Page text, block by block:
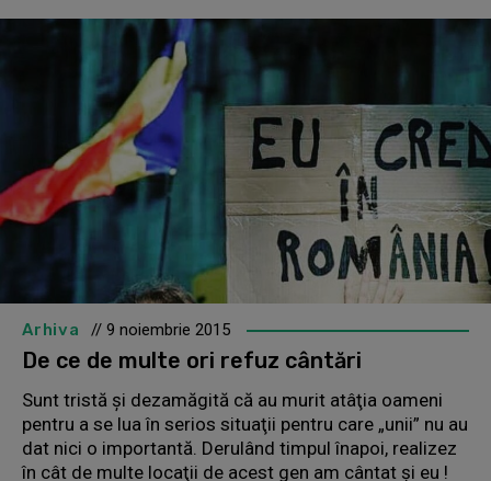
Arhiva // 9 noiembrie 2015
De ce de multe ori refuz cântări
Sunt tristă şi dezamăgită că au murit atâţia oameni
pentru a se lua în serios situaţii pentru care „unii” nu au
dat nici o importantă. Derulând timpul înapoi, realizez
în cât de multe locaţii de acest gen am cântat şi eu !